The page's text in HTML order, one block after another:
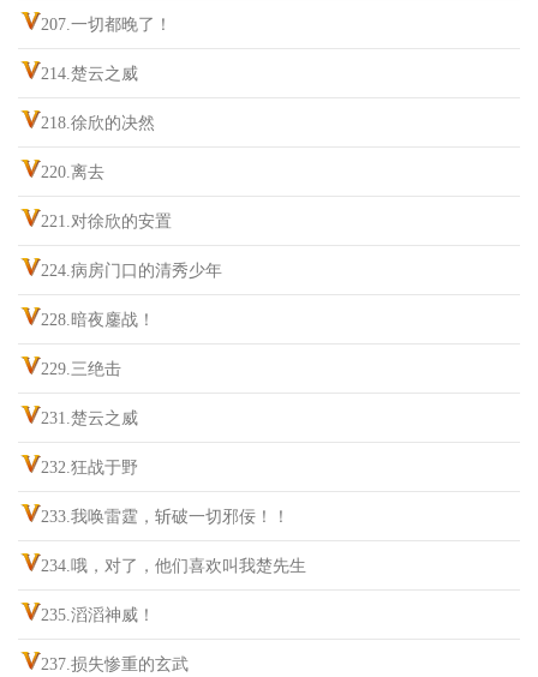
207.一切都晚了！
214.楚云之威
218.徐欣的决然
220.离去
221.对徐欣的安置
224.病房门口的清秀少年
228.暗夜鏖战！
229.三绝击
231.楚云之威
232.狂战于野
233.我唤雷霆，斩破一切邪佞！！
234.哦，对了，他们喜欢叫我楚先生
235.滔滔神威！
237.损失惨重的玄武